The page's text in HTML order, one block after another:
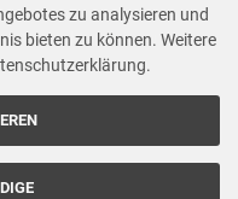
gefallen hat,
zu analysieren und
bieten zu können. Weitere